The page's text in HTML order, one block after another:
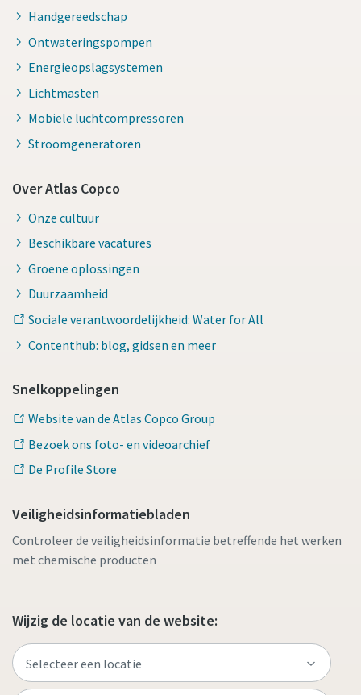
Handgereedschap
Ontwateringspompen
Energieopslagsystemen
Lichtmasten
Mobiele luchtcompressoren
Stroomgeneratoren
Over Atlas Copco
Onze cultuur
Beschikbare vacatures
Groene oplossingen
Duurzaamheid
Sociale verantwoordelijkheid: Water for All
Contenthub: blog, gidsen en meer
Snelkoppelingen
Website van de Atlas Copco Group
Bezoek ons foto- en videoarchief
De Profile Store
Veiligheidsinformatiebladen
Controleer de veiligheidsinformatie betreffende het werken
met chemische producten
Wijzig de locatie van de website: